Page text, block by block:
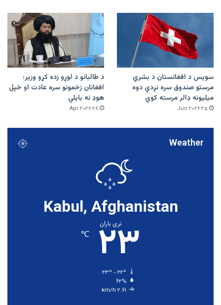
سویس د افغانستان د بشري
مرستو صندوق سره نږدې دوه
میلیونه ډالر مرسته کوي
۲۵ Jun ۲۰۲۶
د طالبانو د لوړو زده کړو وزیر:
افغانان زخمونو سره عادت او خپل
هوډ نه بایلي
۲۸ Apr ۲۰۲۶
Weather
Kabul, Afghanistan
نری باران
۲۳ ℃
۶۲%
۲.۶۱ km/h